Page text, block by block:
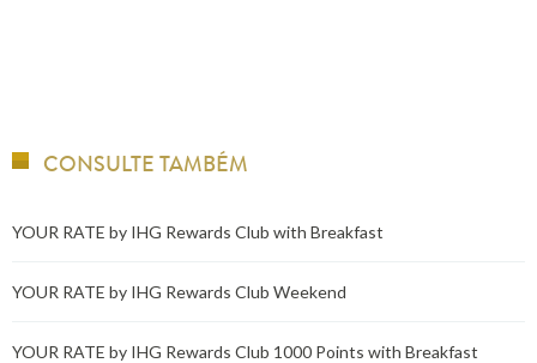
CONSULTE TAMBÉM
YOUR RATE by IHG Rewards Club with Breakfast
YOUR RATE by IHG Rewards Club Weekend
YOUR RATE by IHG Rewards Club 1000 Points with Breakfast